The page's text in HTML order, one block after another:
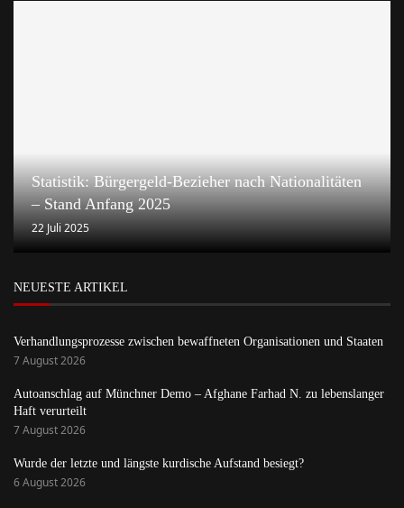
Statistik: Bürgergeld-Bezieher nach Nationalitäten
– Stand Anfang 2025
22 Juli 2025
NEUESTE ARTIKEL
Verhandlungsprozesse zwischen bewaffneten Organisationen und Staaten
7 August 2026
Autoanschlag auf Münchner Demo – Afghane Farhad N. zu lebenslanger
Haft verurteilt
7 August 2026
Wurde der letzte und längste kurdische Aufstand besiegt?
6 August 2026